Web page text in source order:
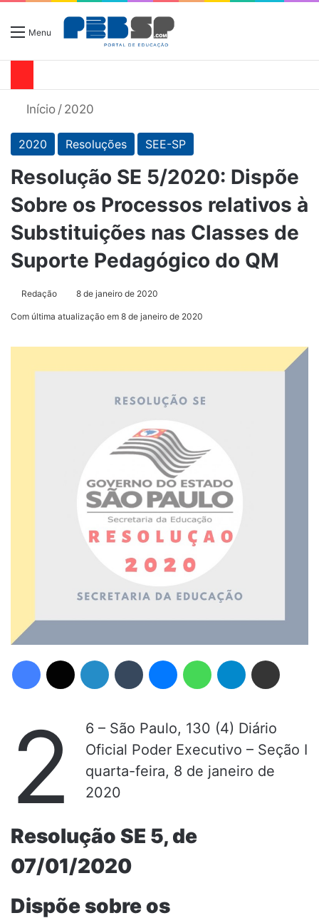
Menu
Início / 2020
2020 Resoluções SEE-SP
Resolução SE 5/2020: Dispõe
Sobre os Processos relativos à
Substituições nas Classes de
Suporte Pedagógico do QM
Redação 8 de janeiro de 2020
Com última atualização em 8 de janeiro de 2020
2
6 – São Paulo, 130 (4) Diário
Oficial Poder Executivo – Seção I
quarta-feira, 8 de janeiro de
2020
Resolução SE 5, de
07/01/2020
Dispõe sobre os